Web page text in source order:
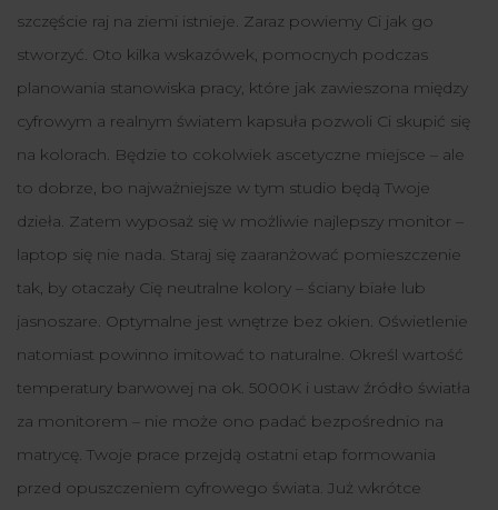
szczęście raj na ziemi istnieje. Zaraz powiemy Ci jak go
stworzyć. Oto kilka wskazówek, pomocnych podczas
planowania stanowiska pracy, które jak zawieszona między
cyfrowym a realnym światem kapsuła pozwoli Ci skupić się
na kolorach. Będzie to cokolwiek ascetyczne miejsce – ale
to dobrze, bo najważniejsze w tym studio będą Twoje
dzieła. Zatem wyposaż się w możliwie najlepszy monitor –
laptop się nie nada. Staraj się zaaranżować pomieszczenie
tak, by otaczały Cię neutralne kolory – ściany białe lub
jasnoszare. Optymalne jest wnętrze bez okien. Oświetlenie
natomiast powinno imitować to naturalne. Określ wartość
temperatury barwowej na ok. 5000K i ustaw źródło światła
za monitorem – nie może ono padać bezpośrednio na
matrycę. Twoje prace przejdą ostatni etap formowania
przed opuszczeniem cyfrowego świata. Już wkrótce